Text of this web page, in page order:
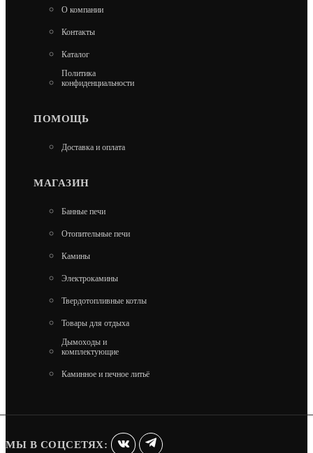
ПЕЧЬ ДЛЯ БАНИ ASTON 12 СО СТЕКЛЯННОЙ
20 190
ПЕЧЬ ДЛЯ БАНИ ASTON 16 С ГЛУХОЙ
22 890
О компании
Контакты
Каталог
Политика
конфиденциальности
ПОМОЩЬ
Доставка и оплата
МАГАЗИН
Банные печи
Отопительные печи
Камины
Электрокамины
Твердотопливные котлы
Товары для отдыха
Дымоходы и
комплектующие
Каминное и печное литьё
МЫ В СОЦСЕТЯХ: